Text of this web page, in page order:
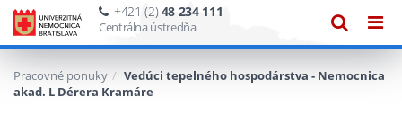
+421 (2)48 234 111
Centrálna ústredňa
Pracovné ponuky
Vedúci tepelného hospodárstva - Nemocnica
akad. L Dérera Kramáre